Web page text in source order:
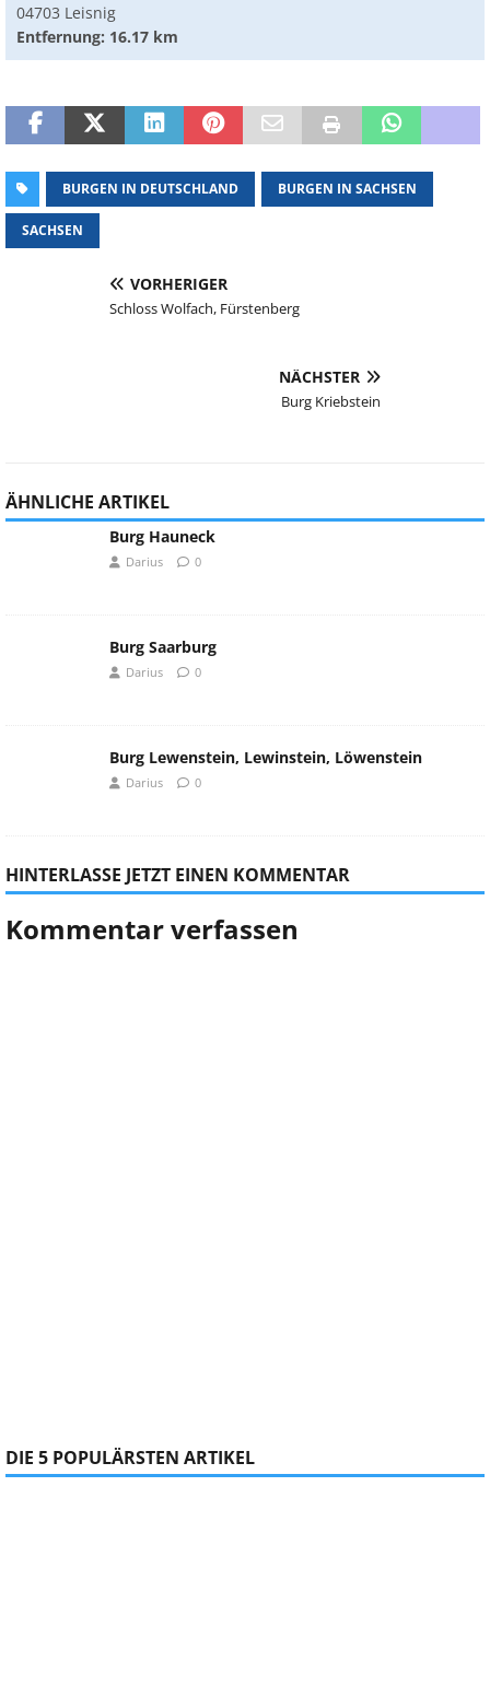
04703 Leisnig
Entfernung: 16.17 km
BURGEN IN DEUTSCHLAND BURGEN IN SACHSEN
SACHSEN
VORHERIGER
Schloss Wolfach, Fürstenberg
NÄCHSTER
Burg Kriebstein
ÄHNLICHE ARTIKEL
Burg Hauneck
Darius 0
Burg Saarburg
Darius 0
Burg Lewenstein, Lewinstein, Löwenstein
Darius 0
HINTERLASSE JETZT EINEN KOMMENTAR
Kommentar verfassen
DIE 5 POPULÄRSTEN ARTIKEL